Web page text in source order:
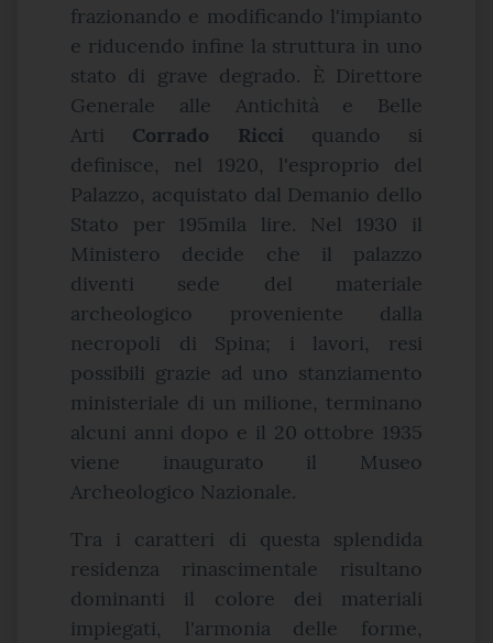
frazionando e modificando l'impianto
e riducendo infine la struttura in uno
stato di grave degrado. È Direttore
Generale alle Antichità e Belle
Arti Corrado Ricci quando si
definisce, nel 1920, l'esproprio del
Palazzo, acquistato dal Demanio dello
Stato per 195mila lire. Nel 1930 il
Ministero decide che il palazzo
diventi sede del materiale
archeologico proveniente dalla
necropoli di Spina; i lavori, resi
possibili grazie ad uno stanziamento
ministeriale di un milione, terminano
alcuni anni dopo e il 20 ottobre 1935
viene inaugurato il Museo
Archeologico Nazionale.
Tra i caratteri di questa splendida
residenza rinascimentale risultano
dominanti il colore dei materiali
impiegati, l'armonia delle forme,